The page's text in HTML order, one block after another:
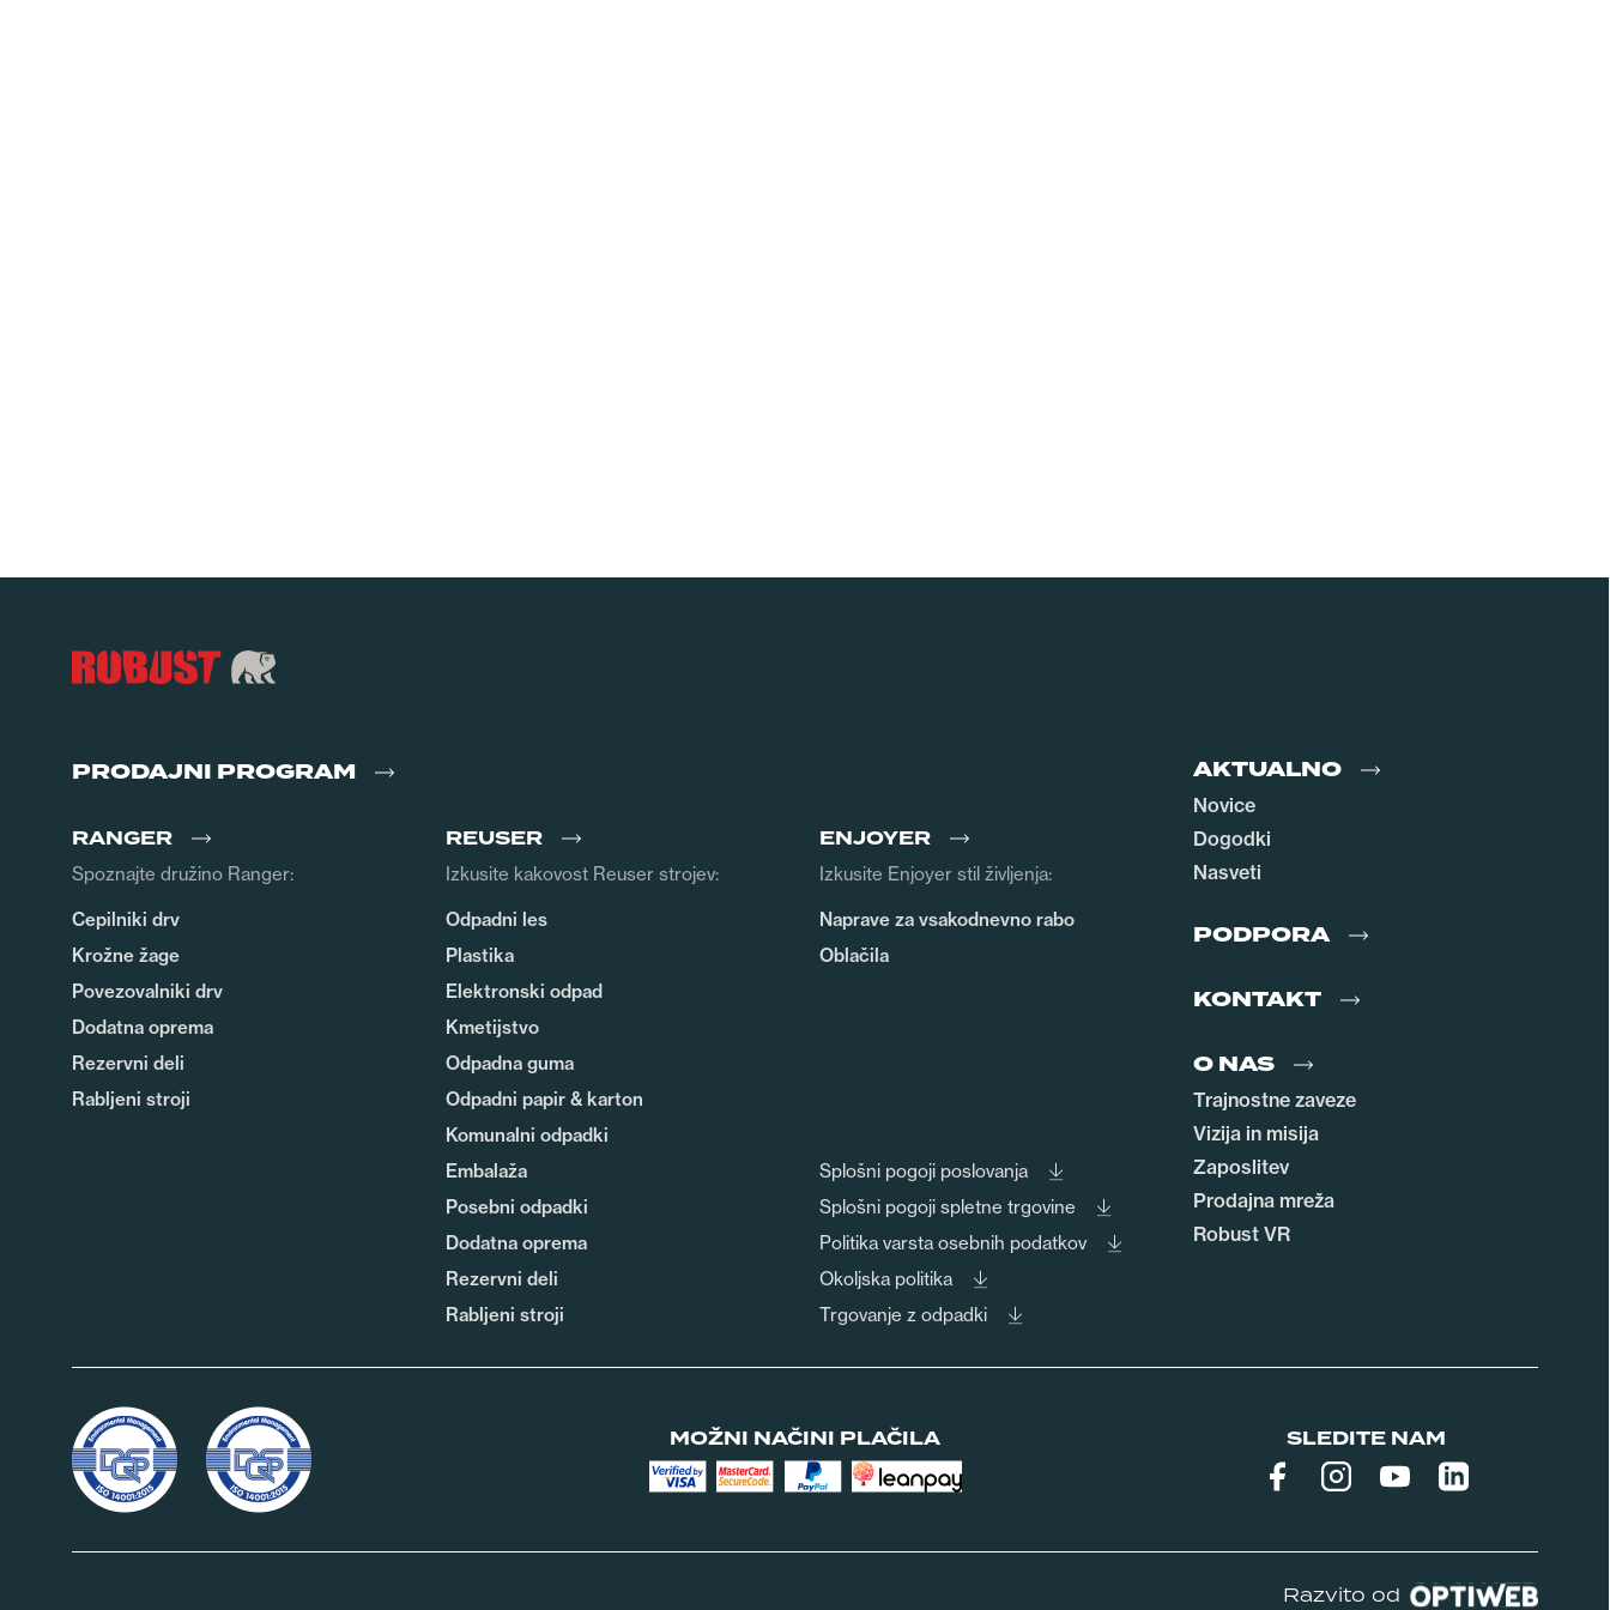
PRODAJNI PROGRAM
RANGER
Spoznajte družino Ranger:
Cepilniki drv
Krožne žage
Povezovalniki drv
Dodatna oprema
Rezervni deli
Rabljeni stroji
REUSER
Izkusite kakovost Reuser strojev:
Odpadni les
Plastika
Elektronski odpad
Kmetijstvo
Odpadna guma
Odpadni papir & karton
Komunalni odpadki
Embalaža
Posebni odpadki
Dodatna oprema
Rezervni deli
Rabljeni stroji
ENJOYER
Izkusite Enjoyer stil življenja:
Naprave za vsakodnevno rabo
Oblačila
Splošni pogoji poslovanja
Splošni pogoji spletne trgovine
Politika varsta osebnih podatkov
Okoljska politika
Trgovanje z odpadki
AKTUALNO
Novice
Dogodki
Nasveti
PODPORA
KONTAKT
O NAS
Trajnostne zaveze
Vizija in misija
Zaposlitev
Prodajna mreža
Robust VR
MOŽNI NAČINI PLAČILA SLEDITE NAM
Razvito od